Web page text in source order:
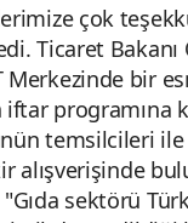
çok
Ticaret Bakanı
Merkezinde bir
programına
temsilcileri ile
alışverişinde
sektörü